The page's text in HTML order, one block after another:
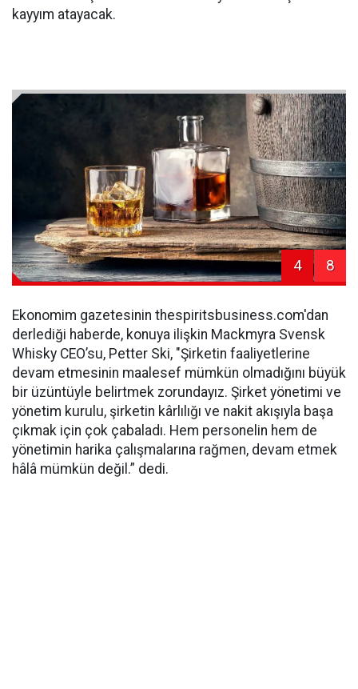
kayyım atayacak.
4 8
Ekonomim gazetesinin thespiritsbusiness.com'dan
derlediği haberde, konuya ilişkin Mackmyra Svensk
Whisky CEO’su, Petter Ski, "Şirketin faaliyetlerine
devam etmesinin maalesef mümkün olmadığını büyük
bir üzüntüyle belirtmek zorundayız. Şirket yönetimi ve
yönetim kurulu, şirketin kârlılığı ve nakit akışıyla başa
çıkmak için çok çabaladı. Hem personelin hem de
yönetimin harika çalışmalarına rağmen, devam etmek
hâlâ mümkün değil.” dedi.